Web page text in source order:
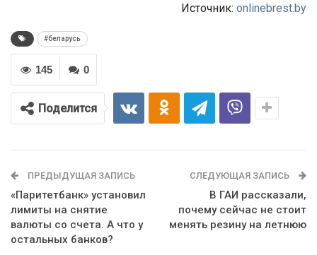
Источник: onlinebrest.by
#беларусь
0
145
Поделится
ПРЕДЫДУЩАЯ ЗАПИСЬ
«Паритетбанк» установил
лимиты на снятие
валюты со счета. А что у
остальных банков?
СЛЕДУЮЩАЯ ЗАПИСЬ
В ГАИ рассказали,
почему сейчас не стоит
менять резину на летнюю